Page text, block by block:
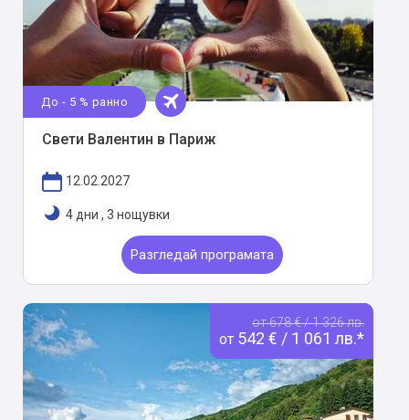
До - 5 % ранно
Свети Валентин в Париж
12.02.2027
4 дни , 3 нощувки
Разгледай програмата
от 678 € / 1 326 лв.
от 542 € / 1 061 лв.*